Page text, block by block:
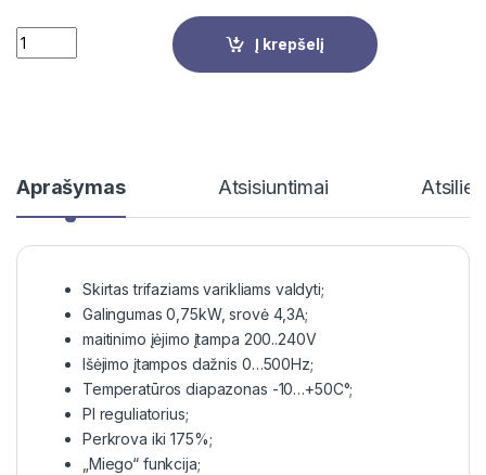
Quantity
Į krepšelį
Aprašymas Atsisiuntimai
Skirtas trifaziams varikliams valdyti;
Galingumas 0,75kW, srovė 4,3A;
maitinimo įėjimo įtampa 200..240V
Išėjimo įtampos dažnis 0…500Hz;
Temperatūros diapazonas -10…+50C°;
PI reguliatorius;
Perkrova iki 175%;
„Miego“ funkcija;